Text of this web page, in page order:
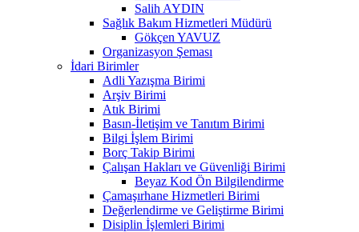
Salih AYDIN
Sağlık Bakım Hizmetleri Müdürü
Gökçen YAVUZ
Organizasyon Şeması
İdari Birimler
Adli Yazışma Birimi
Arşiv Birimi
Atık Birimi
Basın-İletişim ve Tanıtım Birimi
Bilgi İşlem Birimi
Borç Takip Birimi
Çalışan Hakları ve Güvenliği Birimi
Beyaz Kod Ön Bilgilendirme
Çamaşırhane Hizmetleri Birimi
Değerlendirme ve Geliştirme Birimi
Disiplin İşlemleri Birimi